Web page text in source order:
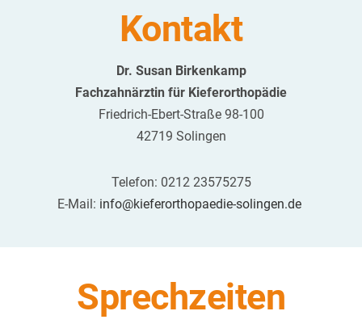
Kontakt
Dr. Susan Birkenkamp
Fachzahnärztin für Kieferorthopädie
Friedrich-Ebert-Straße 98-100
42719 Solingen
Telefon: 0212 23575275
E-Mail: info@kieferorthopaedie-solingen.de
Sprechzeiten